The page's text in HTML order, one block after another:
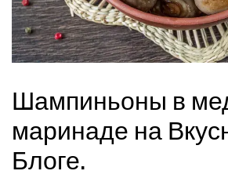
Шампиньоны в
маринаде на
Блоге.